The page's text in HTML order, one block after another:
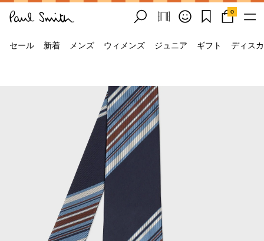
0
セール 新着 メンズ ウィメンズ ジュニア ギフト ディス